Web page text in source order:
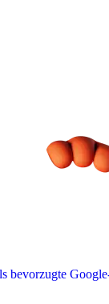
bevorzugte